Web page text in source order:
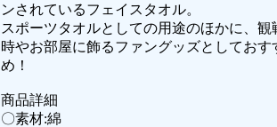
ンされているフェイスタオル。
スポーツタオルとしての用途のほかに、観
時やお部屋に飾るファングッズとしておす
め！
商品詳細
〇素材:綿